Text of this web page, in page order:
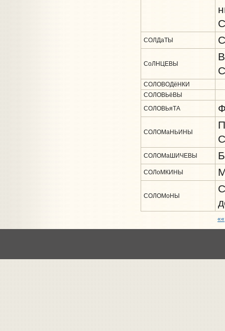
СОЛДаТЫ
СоЛНЦЕВЫ
СОЛОВОДёНКИ
СОЛОВЬёВЫ
СОЛОВЬяТА
СОЛОМаНЬИНЫ
СОЛОМаШИЧЕВЫ
СОЛоМКИНЫ
СОЛОМоНЫ
««